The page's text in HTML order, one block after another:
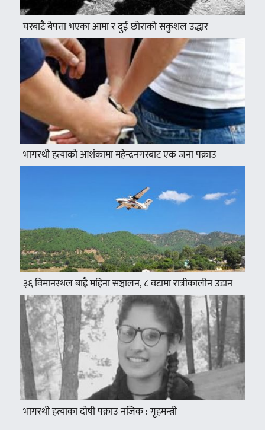
घरबाटै बेपत्ता भएका आमा र दुई छोराको सकुशल उद्धार
भागरथी हत्याको आशंकामा महेन्द्रनगरबाट एक जना पक्राउ
३६ विमानस्थल बाह्रै महिना सञ्चालन, ८ वटामा रात्रीकालीन उडान
भागरथी हत्याका दोषी पक्राउ नजिक : गृहमन्त्री